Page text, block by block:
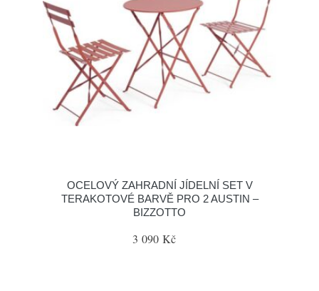
OCELOVÝ ZAHRADNÍ JÍDELNÍ SET V
TERAKOTOVÉ BARVĚ PRO 2 AUSTIN –
BIZZOTTO
3 090 Kč